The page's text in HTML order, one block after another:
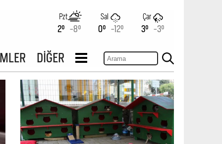
Pzt
2° -8°
Sal
0° -12°
Çar
3° -3°
DİĞER